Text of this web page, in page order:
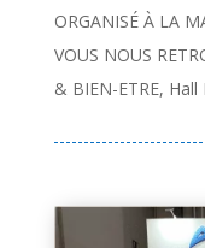
ORGANISÉ À LA
VOUS NOUS
& BIEN-ETRE, Hall